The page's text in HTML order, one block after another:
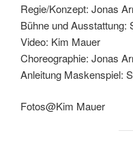
Regie/Konzept: Jonas
Bühne und Ausstattung:
Video: Kim Mauer
Choreographie: Jonas
Anleitung Maskenspiel:
Fotos@Kim Mauer